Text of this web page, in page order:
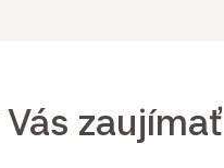
zaujímať